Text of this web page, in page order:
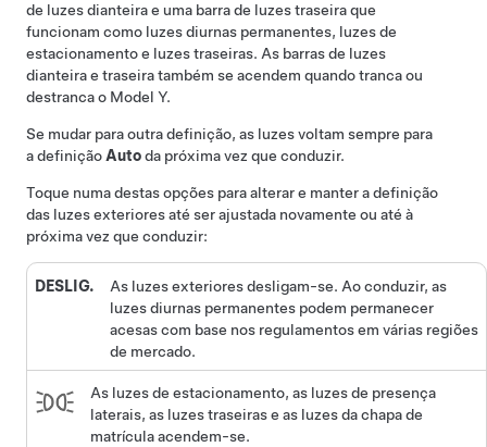
de luzes dianteirae uma barra de luzes traseiraque
funcionam como luzes diurnas permanentes, luzes de
estacionamento e luzes traseiras. As barras de luzes
dianteira e traseiratambém se acendem quando tranca ou
destranca o Model Y.
Se mudar para outra definição, as luzes voltam sempre para
a definiçãoAutoda próxima vez que conduzir.
Toque numa destas opções para alterar e manter a definição
das luzes exteriores até ser ajustada novamente ou até à
próxima vez que conduzir:
DESLIG.
As luzes exteriores desligam-se. Ao conduzir, as
luzes diurnas permanentes podem permanecer
acesas com base nos regulamentos em várias regiões
de mercado.
As luzes de estacionamento, as luzes de presença
laterais, as luzes traseiras e as luzes da chapa de
matrícula acendem-se.